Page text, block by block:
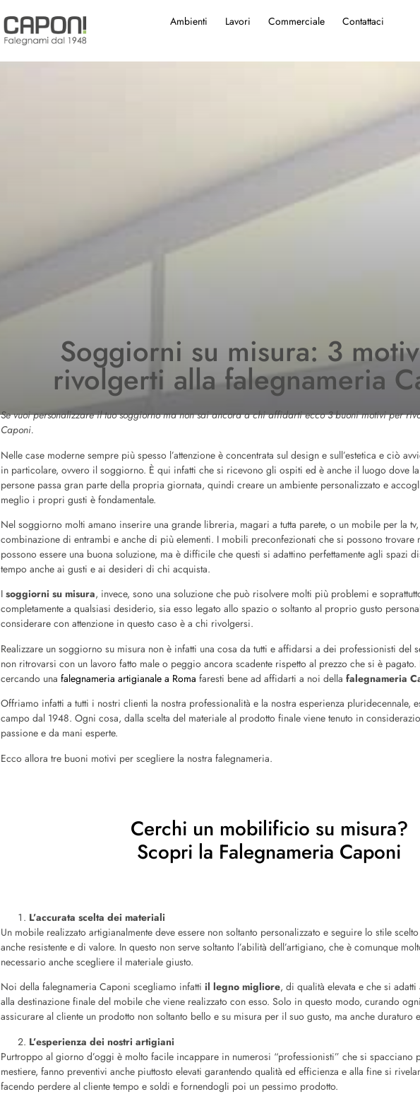
Ambienti Lavori Commerciale Contattaci
Soggiorni su misura: 3
rivolgerti alla falegnameria
Se vuoi personalizzare il tuo soggiorno ma non sai ancora a chi affidarti ecco 3 buoni motivi per
Caponi.
Nelle case moderne sempre più spesso l’attenzione è concentrata sul design e sull’estetica e ciò
in particolare, ovvero il soggiorno. È qui infatti che si ricevono gli ospiti ed è anche il luogo dove
persone passa gran parte della propria giornata, quindi creare un ambiente personalizzato e
meglio i propri gusti è fondamentale.
Nel soggiorno molti amano inserire una grande libreria, magari a tutta parete, o un mobile per la
combinazione di entrambi e anche di più elementi. I mobili preconfezionati che si possono trovare
possono essere una buona soluzione, ma è difficile che questi si adattino perfettamente agli spazi
tempo anche ai gusti e ai desideri di chi acquista.
I soggiorni su misura, invece, sono una soluzione che può risolvere molti più problemi e
completamente a qualsiasi desiderio, sia esso legato allo spazio o soltanto al proprio gusto
considerare con attenzione in questo caso è a chi rivolgersi.
Realizzare un soggiorno su misura non è infatti una cosa da tutti e affidarsi a dei professionisti del
non ritrovarsi con un lavoro fatto male o peggio ancora scadente rispetto al prezzo che si è pagato.
cercando una falegnameria artigianale a Roma faresti bene ad affidarti a noi della falegnameria
Offriamo infatti a tutti i nostri clienti la nostra professionalità e la nostra esperienza pluridecennale,
campo dal 1948. Ogni cosa, dalla scelta del materiale al prodotto finale viene tenuto in
passione e da mani esperte.
Ecco allora tre buoni motivi per scegliere la nostra falegnameria.
Cerchi un mobilificio su misura?
Scopri la Falegnameria Caponi
L’accurata scelta dei materiali
Un mobile realizzato artigianalmente deve essere non soltanto personalizzato e seguire lo stile
anche resistente e di valore. In questo non serve soltanto l’abilità dell’artigiano, che è comunque
necessario anche scegliere il materiale giusto.
Noi della falegnameria Caponi scegliamo infatti il legno migliore, di qualità elevata e che si adatti
alla destinazione finale del mobile che viene realizzato con esso. Solo in questo modo, curando
assicurare al cliente un prodotto non soltanto bello e su misura per il suo gusto, ma anche duraturo
L’esperienza dei nostri artigiani
Purtroppo al giorno d’oggi è molto facile incappare in numerosi “professionisti” che si
mestiere, fanno preventivi anche piuttosto elevati garantendo qualità ed efficienza e alla fine si
facendo perdere al cliente tempo e soldi e fornendogli poi un pessimo prodotto.